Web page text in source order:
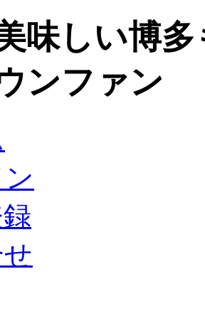
味しい博
ンファン